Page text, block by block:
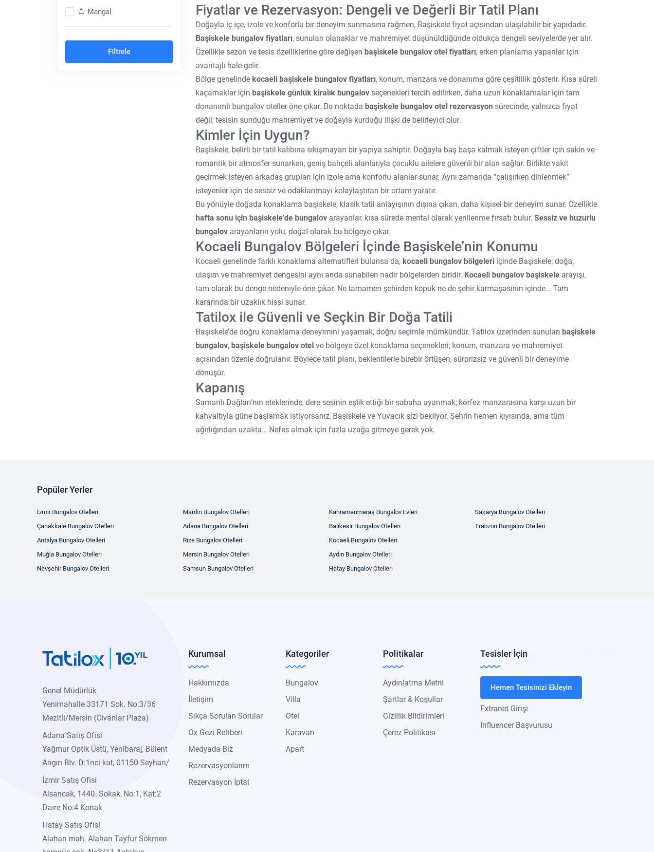
Mangal
Dağ Konsepti
Şömineli
Balayı Konsepti
Filtrele
Fiyatlar ve Rezervasyon: Dengeli ve Değerli Bir Tatil Planı
Doğayla iç içe, izole ve konforlu bir deneyim sunmasına rağmen, Başiskele fiyat açısından ulaşılabilir bir yapıdadır.
Başiskele bungalov fiyatları, sunulan olanaklar ve mahremiyet düşünüldüğünde oldukça dengeli seviyelerde yer alır.
Özellikle sezon ve tesis özelliklerine göre değişen başiskele bungalov otel fiyatları, erken planlama yapanlar için
avantajlı hale gelir.
Bölge genelinde kocaeli başiskele bungalov fiyatları, konum, manzara ve donanıma göre çeşitlilik gösterir. Kısa süreli
kaçamaklar için başiskele günlük kiralık bungalov seçenekleri tercih edilirken, daha uzun konaklamalar için tam
donanımlı bungalov oteller öne çıkar. Bu noktada başiskele bungalov otel rezervasyon sürecinde, yalnızca fiyat
değil; tesisin sunduğu mahremiyet ve doğayla kurduğu ilişki de belirleyici olur.
Kimler İçin Uygun?
Başiskele, belirli bir tatil kalıbına sıkışmayan bir yapıya sahiptir. Doğayla baş başa kalmak isteyen çiftler için sakin ve
romantik bir atmosfer sunarken, geniş bahçeli alanlarıyla çocuklu ailelere güvenli bir alan sağlar. Birlikte vakit
geçirmek isteyen arkadaş grupları için izole ama konforlu alanlar sunar. Aynı zamanda “çalışırken dinlenmek”
isteyenler için de sessiz ve odaklanmayı kolaylaştıran bir ortam yaratır.
Bu yönüyle doğada konaklama başiskele, klasik tatil anlayışının dışına çıkan, daha kişisel bir deneyim sunar. Özellikle
hafta sonu için başiskele'de bungalov arayanlar, kısa sürede mental olarak yenilenme fırsatı bulur. Sessiz ve huzurlu
bungalov arayanların yolu, doğal olarak bu bölgeye çıkar.
Kocaeli Bungalov Bölgeleri İçinde Başiskele’nin Konumu
Kocaeli genelinde farklı konaklama alternatifleri bulunsa da, kocaeli bungalov bölgeleri içinde Başiskele; doğa,
ulaşım ve mahremiyet dengesini aynı anda sunabilen nadir bölgelerden biridir. Kocaeli bungalov başiskele arayışı,
tam olarak bu denge nedeniyle öne çıkar. Ne tamamen şehirden kopuk ne de şehir karmaşasının içinde… Tam
kararında bir uzaklık hissi sunar.
Tatilox ile Güvenli ve Seçkin Bir Doğa Tatili
Başiskele’de doğru konaklama deneyimini yaşamak, doğru seçimle mümkündür. Tatilox üzerinden sunulan başiskele
bungalov, başiskele bungalov otel ve bölgeye özel konaklama seçenekleri; konum, manzara ve mahremiyet
açısından özenle doğrulanır. Böylece tatil planı, beklentilerle birebir örtüşen, sürprizsiz ve güvenli bir deneyime
dönüşür.
Kapanış
Samanlı Dağları’nın eteklerinde, dere sesinin eşlik ettiği bir sabaha uyanmak; körfez manzarasına karşı uzun bir
kahvaltıyla güne başlamak istiyorsanız, Başiskele ve Yuvacık sizi bekliyor. Şehrin hemen kıyısında, ama tüm
ağırlığından uzakta… Nefes almak için fazla uzağa gitmeye gerek yok.
Popüler Yerler
İzmir Bungalov Otelleri
Çanakkale Bungalov Otelleri
Antalya Bungalov Otelleri
Muğla Bungalov Otelleri
Nevşehir Bungalov Otelleri
Mardin Bungalov Otelleri
Adana Bungalov Otelleri
Rize Bungalov Otelleri
Mersin Bungalov Otelleri
Samsun Bungalov Otelleri
Kahramanmaraş Bungalov Evleri
Balıkesir Bungalov Otelleri
Kocaeli Bungalov Otelleri
Aydın Bungalov Otelleri
Hatay Bungalov Otelleri
Sakarya Bungalov Otelleri
Trabzon Bungalov Otelleri
Genel Müdürlük
Yenimahalle 33171 Sok. No:3/36
Mezitli/Mersin (Civanlar Plaza)
Adana Satış Ofisi
Yağmur Optik Üstü, Yenibaraj, Bülent
Angın Blv. D:1nci kat, 01150 Seyhan/
İzmir Satış Ofisi
Alsancak, 1440. Sokak, No:1, Kat:2
Daire No:4 Konak
Hatay Satış Ofisi
Alahan mah. Alahan Tayfur Sökmen
Kurumsal
Hakkımızda
İletişim
Sıkça Sorulan Sorular
Ox Gezi Rehberi
Medyada Biz
Rezervasyonlarım
Rezervasyon İptal
Kategoriler
Bungalov
Villa
Otel
Karavan
Apart
Politikalar
Aydınlatma Metni
Şartlar & Koşullar
Gizlilik Bildirimleri
Çerez Politikası
Tesisler İçin
Hemen Tesisinizi Ekleyin
Extranet Girişi
Influencer Başvurusu